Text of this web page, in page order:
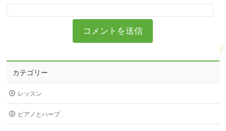
カテゴリー
レッスン
ピアノとハープ